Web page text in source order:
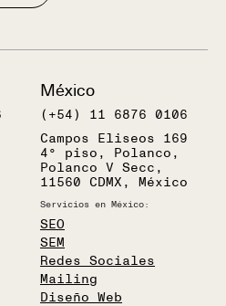
México
(+54) 11 6876 0106
Campos Eliseos 169
4° piso, Polanco,
Polanco V Secc,
11560 CDMX, México
Servicios en México:
SEO
SEM
Redes Sociales
Mailing
Diseño Web